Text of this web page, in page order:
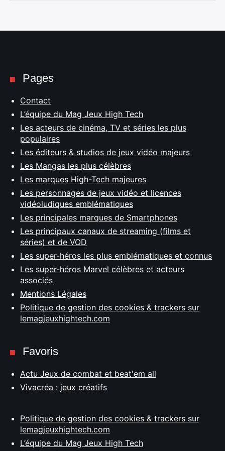
Pages
Contact
L’équipe du Mag Jeux High Tech
Les acteurs de cinéma, TV et séries les plus
populaires
Les éditeurs & studios de jeux vidéo majeurs
Les Mangas les plus célèbres
Les marques High-Tech majeures
Les personnages de jeux vidéo et licences
vidéoludiques emblématiques
Les principales marques de Smartphones
Les principaux canaux de streaming (films et
séries) et de VOD
Les super-héros les plus emblématiques et connus
Les super-héros Marvel célèbres et acteurs
associés
Mentions Légales
Politique de gestion des cookies & trackers sur
lemagjeuxhightech.com
Favoris
Actu Jeux de combat et beat'em all
Vivacréa : jeux créatifs
Politique de gestion des cookies & trackers sur
lemagjeuxhightech.com
L’équipe du Mag Jeux High Tech